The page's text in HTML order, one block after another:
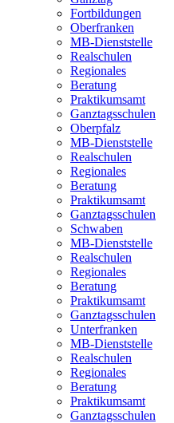
Fortbildungen
Oberfranken
MB-Dienststelle
Realschulen
Regionales
Beratung
Praktikumsamt
Ganztagsschulen
Oberpfalz
MB-Dienststelle
Realschulen
Regionales
Beratung
Praktikumsamt
Ganztagsschulen
Schwaben
MB-Dienststelle
Realschulen
Regionales
Beratung
Praktikumsamt
Ganztagsschulen
Unterfranken
MB-Dienststelle
Realschulen
Regionales
Beratung
Praktikumsamt
Ganztagsschulen